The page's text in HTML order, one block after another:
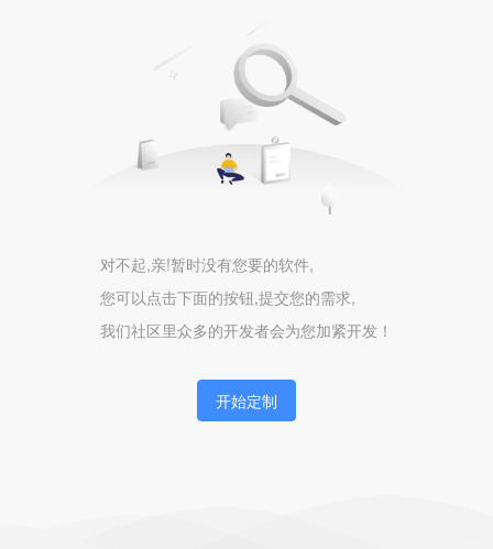
对不起,亲!暂时没有您要的软件,
您可以点击下面的按钮,提交您的需求,
我们社区里众多的开发者会为您加紧开发！
开始定制